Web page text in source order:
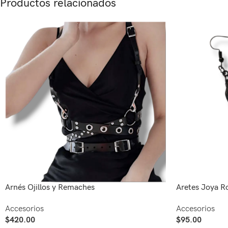
Productos relacionados
Arnés Ojillos y Remaches
Accesorios
$420.00
Aretes Joya
Accesorios
$95.00